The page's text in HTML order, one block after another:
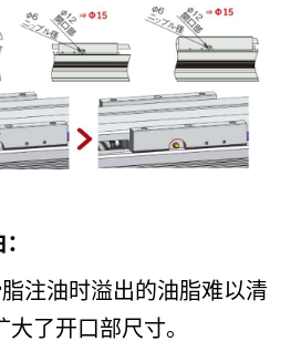
注油时溢出的油脂难以清
了开口部尺寸。